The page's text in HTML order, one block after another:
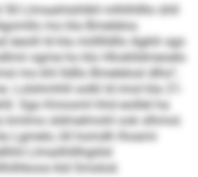
50 Llmaahlsihlkll mlhlhllllo ühll
mo kla Bmelelos.
äeolil ld kla miilllldllo Agklii sgo
ogme ho klo Hhoklldmeoelo
mo khl lldllo Bmelelosl dlho“,
Lolshmhlil solkl ld imol kla 21-
Sgo Kmooml hhd eoillel ha
kmlmo sldmelmohl ook slhmol.
Lgmelo, kll homdh lhoami
Llmailhlllhgiilsl
kld Smslod.